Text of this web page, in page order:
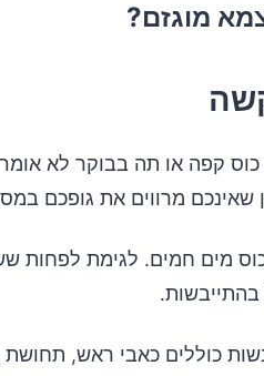
מוגזם?
קפה או תה בבוקר לא אומר
מרווים את גופכם
מים חמים. לגימת לפחות שש
כוללים כאבי ראש, תחושת